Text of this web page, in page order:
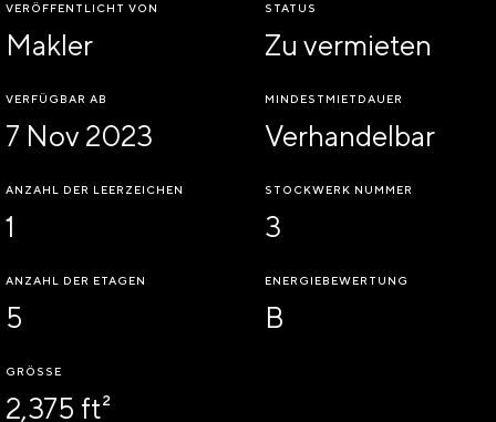
VERÖFFENTLICHT VON
Makler
STATUS
Zu vermieten
VERFÜGBAR AB
7 Nov 2023
MINDESTMIETDAUER
Verhandelbar
ANZAHL DER LEERZEICHEN
1
STOCKWERK NUMMER
3
ANZAHL DER ETAGEN
5
ENERGIEBEWERTUNG
B
GRÖSSE
2,375 ft²